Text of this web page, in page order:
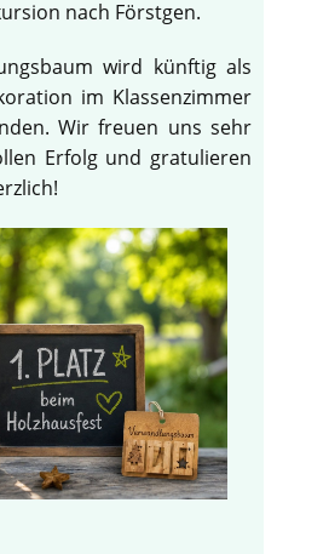
nach Förstgen.
wird künftig als
im Klassenzimmer
Wir freuen uns sehr
Erfolg und gratulieren